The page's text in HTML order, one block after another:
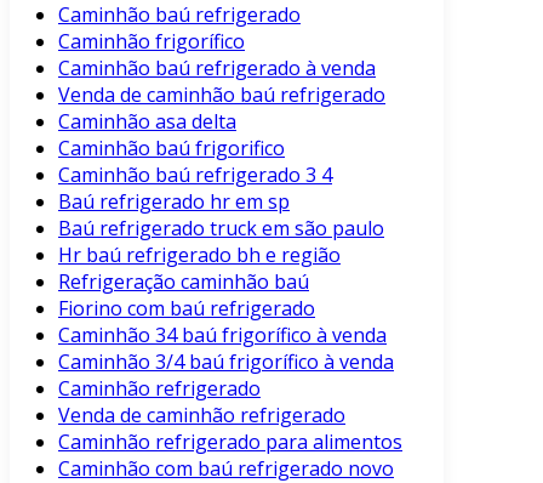
Caminhão baú refrigerado
Caminhão frigorífico
Caminhão baú refrigerado à venda
Venda de caminhão baú refrigerado
Caminhão asa delta
Caminhão baú frigorifico
Caminhão baú refrigerado 3 4
Baú refrigerado hr em sp
Baú refrigerado truck em são paulo
Hr baú refrigerado bh e região
Refrigeração caminhão baú
Fiorino com baú refrigerado
Caminhão 34 baú frigorífico à venda
Caminhão 3/4 baú frigorífico à venda
Caminhão refrigerado
Venda de caminhão refrigerado
Caminhão refrigerado para alimentos
Caminhão com baú refrigerado novo